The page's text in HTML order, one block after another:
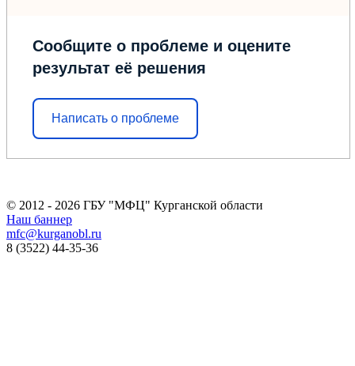
Сообщите о проблеме и оцените
результат её решения
Написать о проблеме
© 2012 - 2026 ГБУ "МФЦ" Курганской области
Наш баннер
mfc@kurganobl.ru
8 (3522) 44-35-36